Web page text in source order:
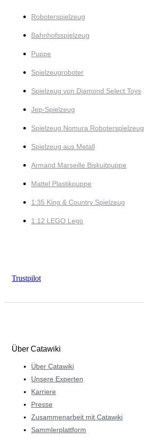
Roboterspielzeug
Bahnhofsspielzeug
Puppe
Spielzeugroboter
Spielzeug von Diamond Select Toys
Jep-Spielzeug
Spielzeug Nomura Roboterspielzeug
Spielzeug aus Metall
Armand Marseille Biskuitpuppe
Mattel Plastikpuppe
1:35 King & Country Spielzeug
1:12 LEGO Lego
Trustpilot
Über Catawiki
Über Catawiki
Unsere Experten
Karriere
Presse
Zusammenarbeit mit Catawiki
Sammlerplattform